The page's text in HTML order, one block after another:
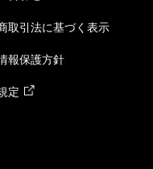
取引法に基づく表示
報保護方針
定